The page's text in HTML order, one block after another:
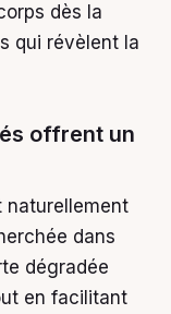
dès la
qui révèlent la
offrent un
naturellement
dans
dégradée
en facilitant